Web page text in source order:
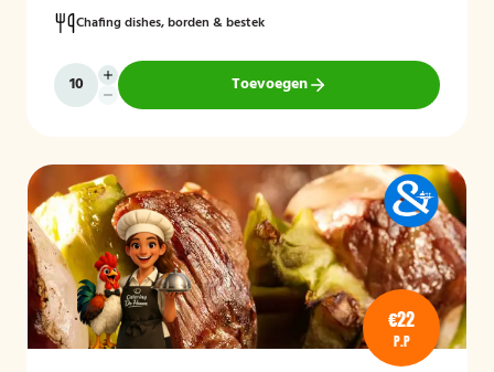
Chafing dishes, borden & bestek
Toevoegen
€22
P.P